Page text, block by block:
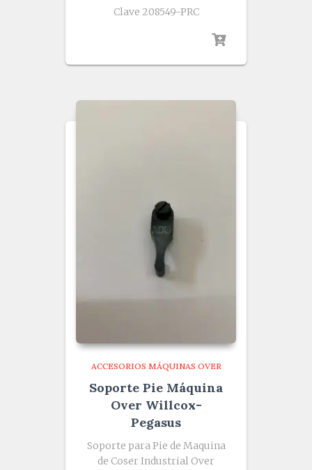
Clave 208549-PRC
ACCESORIOS MÁQUINAS OVER
Soporte Pie Máquina
Over Willcox-
Pegasus
Soporte para Pie de Maquina
de Coser Industrial Over